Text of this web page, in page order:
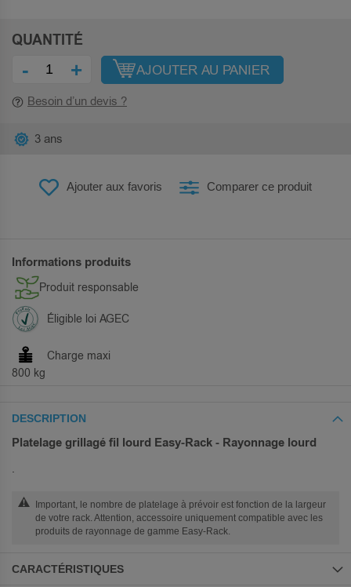
QUANTITÉ
- + AJOUTER AU PANIER
Besoin d’un devis ?
Ajouter aux favoris Comparer ce produit
3 ans
Informations produits
Produit responsable
Éligible loi AGEC
800 kg
Charge maxi
DESCRIPTION
Platelage grillagé fil lourd Easy-Rack - Rayonnage lourd
Important, le nombre de platelage à prévoir est fonction de la largeur
de votre rack. Attention, accessoire uniquement compatible avec les
produits de rayonnage de gamme Easy-Rack.
CARACTÉRISTIQUES